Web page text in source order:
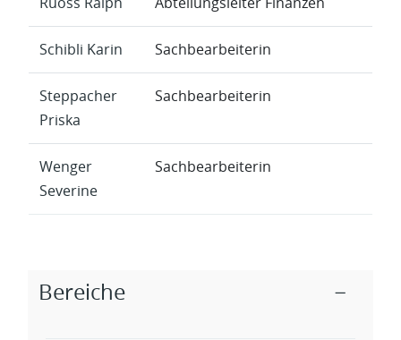
Schibli Karin Sachbearbeiterin
Steppacher
Priska
Sachbearbeiterin
Wenger
Severine
Sachbearbeiterin
Zugehörige Objekte
Bereiche